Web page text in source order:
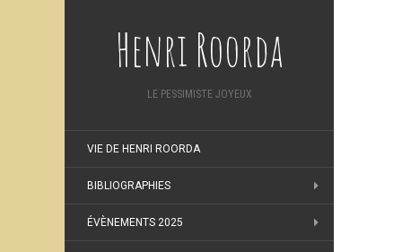
Henri Roorda
LE PESSIMISTE JOYEUX
VIE DE HENRI ROORDA
BIBLIOGRAPHIES
ÉVÈNEMENTS 2025